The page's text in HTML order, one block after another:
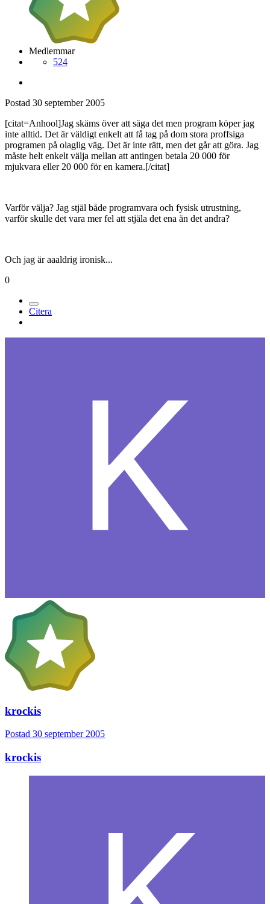
Medlemmar
524
Postad 30 september 2005
[citat=Anhool]Jag skäms över att säga det men program köper jag
inte alltid. Det är väldigt enkelt att få tag på dom stora proffsiga
programen på olaglig väg. Det är inte rätt, men det går att göra. Jag
måste helt enkelt välja mellan att antingen betala 20 000 för
mjukvara eller 20 000 för en kamera.[/citat]
Varför välja? Jag stjäl både programvara och fysisk utrustning,
varför skulle det vara mer fel att stjäla det ena än det andra?
Och jag är aaaldrig ironisk...
0
Citera
krockis
Postad 30 september 2005
krockis